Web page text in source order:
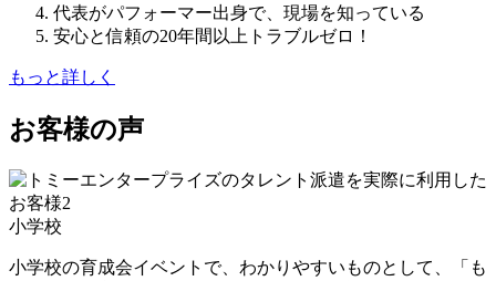
代表がパフォーマー出身で、現場を知っている
安心と信頼の20年間以上トラブルゼロ！
もっと詳しく
お客様の声
小学校
小学校の育成会イベントで、わかりやすいものとして、「も